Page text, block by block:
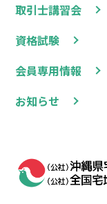
取引士講習会
資格試験
会員専用情報
お知らせ